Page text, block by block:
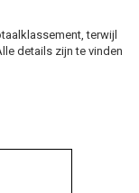
terwijl
details zijn te vinden